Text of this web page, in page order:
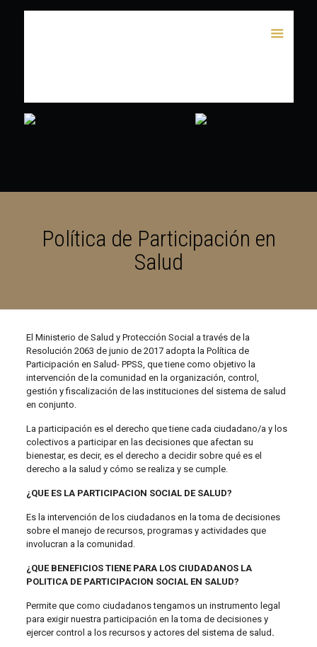
Política de Participación en
Salud
El Ministerio de Salud y Protección Social a través de la
Resolución 2063 de junio de 2017 adopta la Política de
Participación en Salud- PPSS, que tiene como objetivo la
intervención de la comunidad en la organización, control,
gestión y fiscalización de las instituciones del sistema de salud
en conjunto.
La participación es el derecho que tiene cada ciudadano/a y los
colectivos a participar en las decisiones que afectan su
bienestar, es decir, es el derecho a decidir sobre qué es el
derecho a la salud y cómo se realiza y se cumple.
¿QUE ES LA PARTICIPACION SOCIAL DE SALUD?
Es la intervención de los ciudadanos en la toma de decisiones
sobre el manejo de recursos, programas y actividades que
involucran a la comunidad.
¿QUE BENEFICIOS TIENE PARA LOS CIUDADANOS LA
POLITICA DE PARTICIPACION SOCIAL EN SALUD?
Permite que como ciudadanos tengamos un instrumento legal
para exigir nuestra participación en la toma de decisiones y
ejercer control a los recursos y actores del sistema de salud .